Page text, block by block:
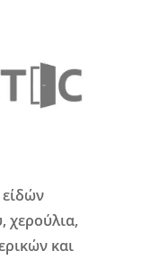
χερούλια,
και